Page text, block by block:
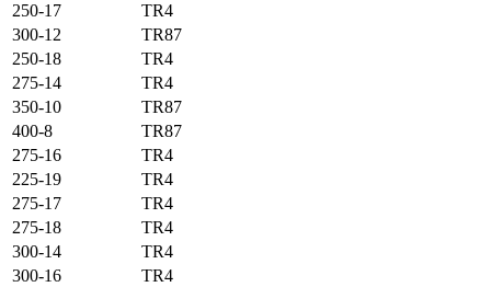
250-17
TR4
300-12
TR87
250-18
TR4
275-14
TR4
350-10
TR87
400-8
TR87
275-16
TR4
225-19
TR4
275-17
TR4
275-18
TR4
300-14
TR4
300-16
TR4